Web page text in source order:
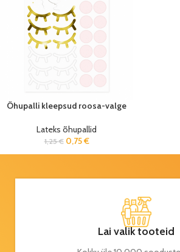
Õhupalli kleepsud roosa-valge
Lateks õhupallid
1,25€ 0,75€
Lai valik tooteid